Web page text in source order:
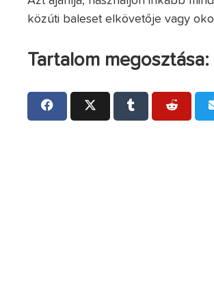
közúti baleset elkövetője vagy
Tartalom megosztása: